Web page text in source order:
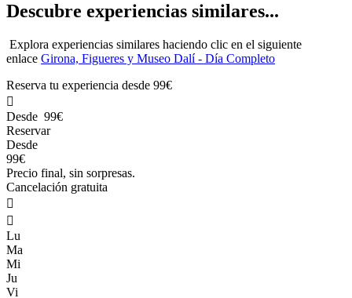
Descubre experiencias similares...
Explora experiencias similares haciendo clic en el siguiente
enlace Girona, Figueres y Museo Dalí - Día Completo
Reserva tu experiencia desde 99€

Desde 99€
Reservar
Desde
99€
Precio final, sin sorpresas.
Cancelación gratuita


Lu
Ma
Mi
Ju
Vi